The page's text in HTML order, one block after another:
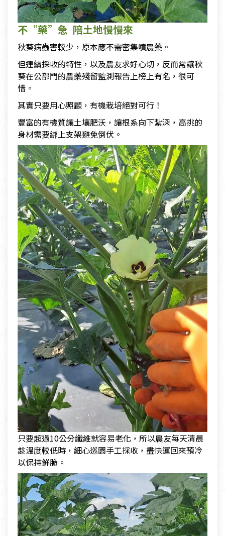
不“藥”急 陪土地慢慢來
秋葵病蟲害較少，原本應不需密集噴農藥。
但連續採收的特性，以及農友求好心切，反而常讓秋
葵在公部門的農藥殘留監測報告上榜上有名，很可
惜。
其實只要用心照顧，有機栽培絕對可行！
豐富的有機質讓土壤肥沃，讓根系向下紮深，高挑的
身材需要綁上支架避免倒伏。
只要超過10公分纖維就容易老化，所以農友每天清晨
趁溫度較低時，細心巡園手工採收，盡快運回來預冷
以保持鮮脆。